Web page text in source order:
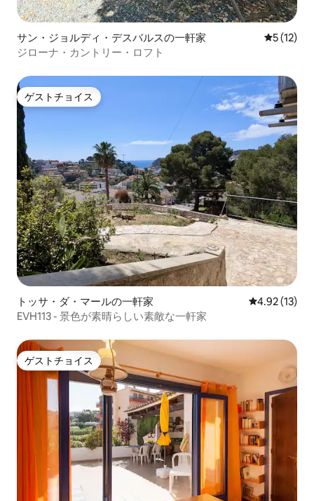
サン・ジョルディ・デスバルスの一軒家 レビュー
5 (12)
ジローナ・カントリー・ロフト
ゲストチョイス
ゲストチョイス
トッサ・ダ・マールの一軒家 レビュー13
4.92 (13)
EVH113 - 景色が素晴らしい素敵な一軒家
ゲストチョイス
ゲストチョイス